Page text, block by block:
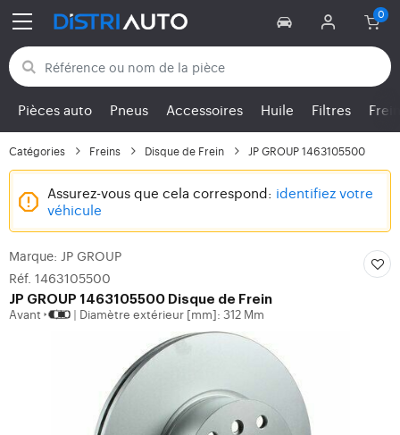
Retour aux catégories
Pièces auto Pneus Accessoires Huile Filtres
Catégories Freins Disque de Frein JP GROUP 1463105500
Assurez-vous que cela correspond: identifiez votre
véhicule
Marque: JP GROUP
Réf. 1463105500
JP GROUP 1463105500 Disque de Frein
Avant Diamètre extérieur [mm]: 312 Mm